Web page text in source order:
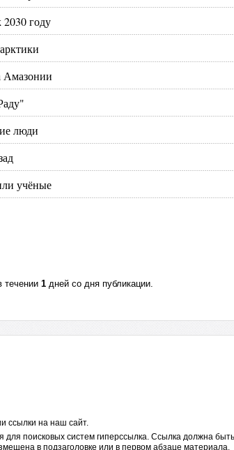
году
Амазонии
люди
учёные
течении 1дней со дня публикации.
ссылки на наш сайт.
поисковых систем гиперссылка. Ссылка должна
в подзаголовке или в первом абзаце материала.